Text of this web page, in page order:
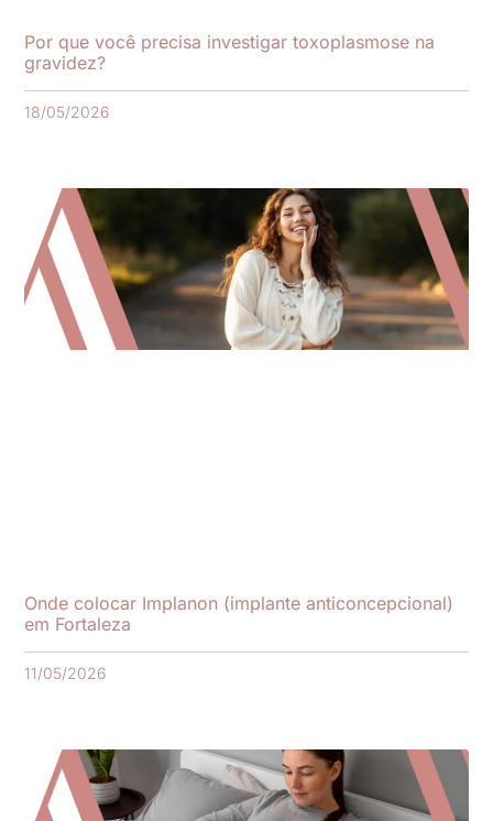
Por que você precisa investigar toxoplasmose na
gravidez?
18/05/2026
Onde colocar Implanon (implante anticoncepcional)
em Fortaleza
11/05/2026